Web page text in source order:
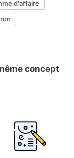
d'affaire
concept